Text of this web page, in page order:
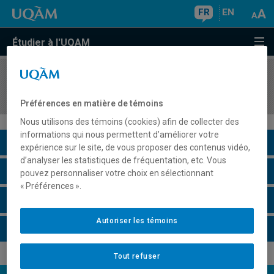
FR EN
Étudier à l'UQAM
COURS//
Description du cours
Horaire - Été 2026
Préférences en matière de témoins
Nous utilisons des témoins (cookies) afin de collecter des
informations qui nous permettent d’améliorer votre
expérience sur le site, de vous proposer des contenus vidéo,
d’analyser les statistiques de fréquentation, etc. Vous
pouvez personnaliser votre choix en sélectionnant
« Préférences ».
Tout refuser
Autoriser les témoins